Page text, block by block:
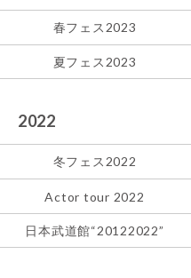
春フェス2023
夏フェス2023
2022
冬フェス2022
Actor tour 2022
日本武道館“20122022”